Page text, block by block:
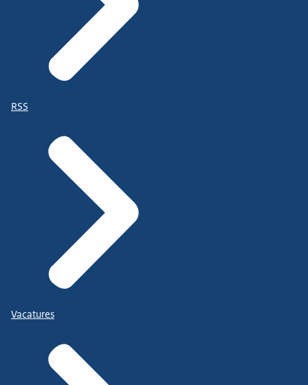
RSS
Vacatures